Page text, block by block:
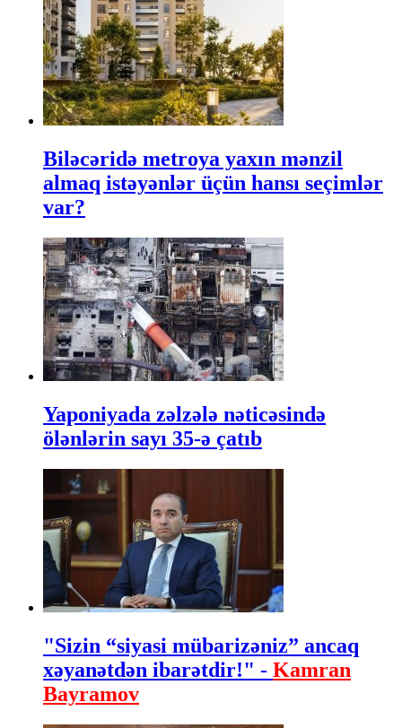
Biləcəridə metroya yaxın mənzil
almaq istəyənlər üçün hansı seçimlər
var?
Yaponiyada zəlzələ nəticəsində
ölənlərin sayı 35-ə çatıb
"Sizin “siyasi mübarizəniz” ancaq
xəyanətdən ibarətdir!" - Kamran
Bayramov